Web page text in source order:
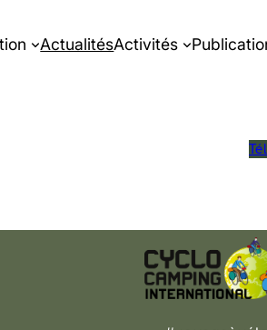
ActualitésActivités